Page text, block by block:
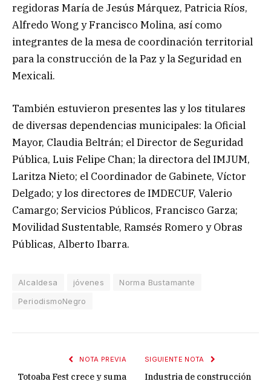
regidoras María de Jesús Márquez, Patricia Ríos,
Alfredo Wong y Francisco Molina, así como
integrantes de la mesa de coordinación territorial
para la construcción de la Paz y la Seguridad en
Mexicali.
También estuvieron presentes las y los titulares
de diversas dependencias municipales: la Oficial
Mayor, Claudia Beltrán; el Director de Seguridad
Pública, Luis Felipe Chan; la directora del IMJUM,
Laritza Nieto; el Coordinador de Gabinete, Víctor
Delgado; y los directores de IMDECUF, Valerio
Camargo; Servicios Públicos, Francisco Garza;
Movilidad Sustentable, Ramsés Romero y Obras
Públicas, Alberto Ibarra.
Alcaldesa jóvenes
Norma Bustamante
PeriodismoNegro
NOTA PREVIA
Totoaba Fest crece y suma
SIGUIENTE NOTA
Industria de construcción